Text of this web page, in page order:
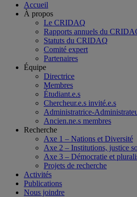
Accueil
À propos
Le CRIDAQ
Rapports annuels du
Statuts du CRIDAQ
Comité expert
Partenaires
Équipe
Directrice
Membres
Étudiant.e.s
Chercheur.e.s invité.e.s
Administratrice-
Ancien.ne.s membres
Recherche
Axe 1 – Nations et Diversité
Axe 2 – Institutions, justice
Axe 3 – Démocratie et
Projets de recherche
Activités
Publications
Nous joindre